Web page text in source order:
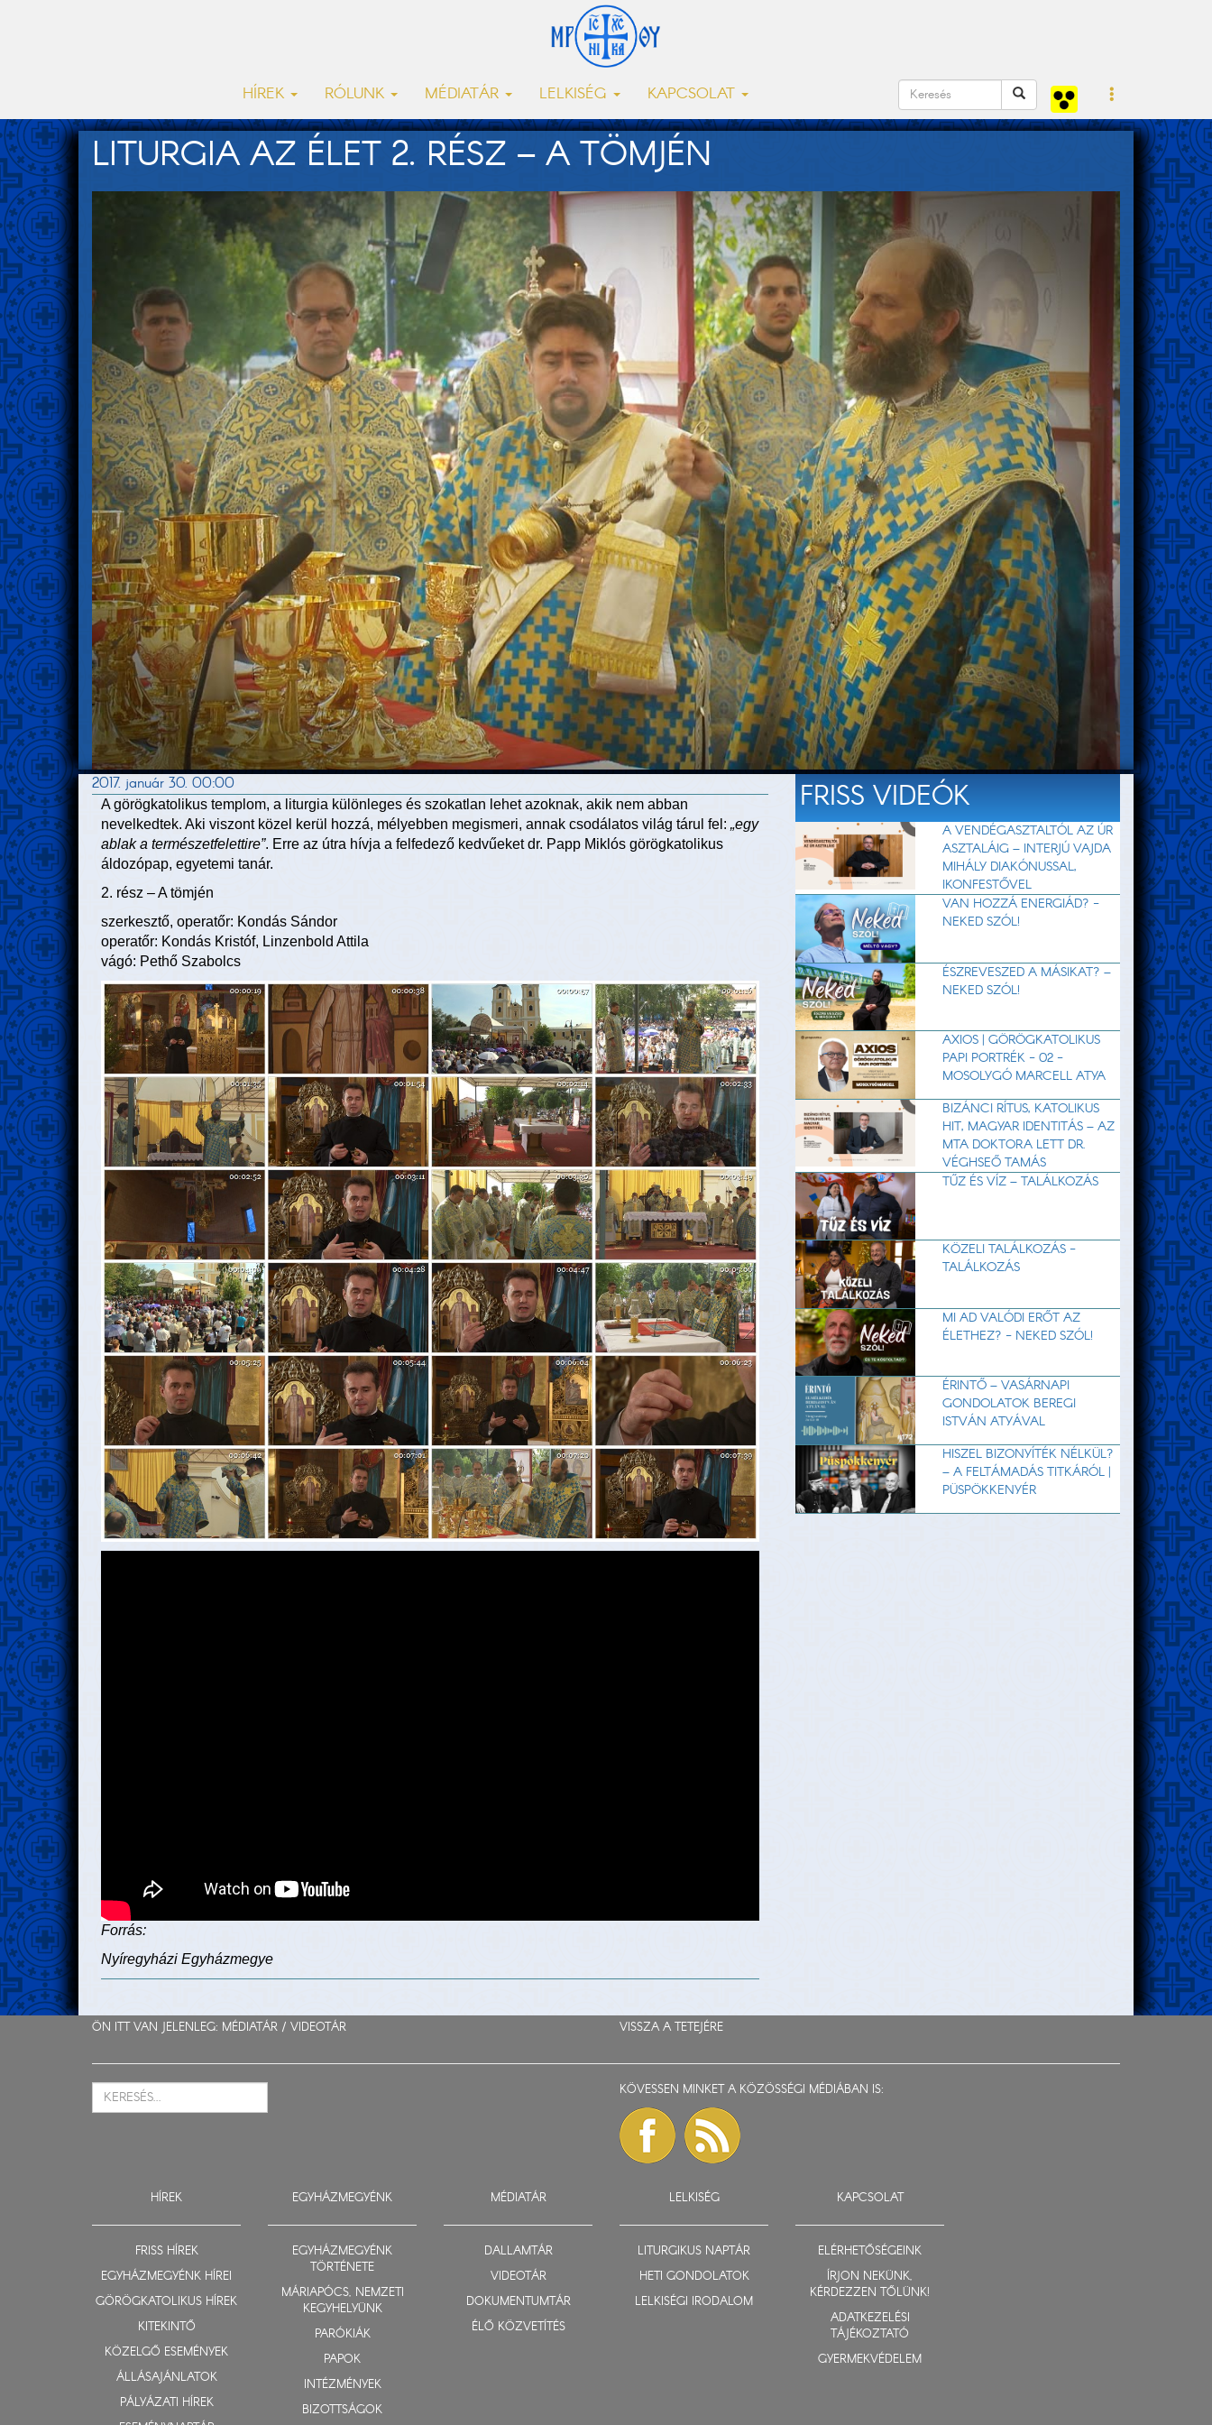
HÍREK RÓLUNK MÉDIATÁR LELKISÉG KAPCSOLAT
LITURGIA AZ ÉLET 2. RÉSZ – A TÖMJÉN
2017. január 30. 00:00
A görögkatolikus templom, a liturgia különleges és szokatlan lehet azoknak, akik nem abban
nevelkedtek. Aki viszont közel kerül hozzá, mélyebben megismeri, annak csodálatos világ tárul fel: „egy
ablak a természetfelettire”. Erre az útra hívja a felfedező kedvűeket dr. Papp Miklós görögkatolikus
áldozópap, egyetemi tanár.
2. rész – A tömjén
szerkesztő, operatőr: Kondás Sándor
operatőr: Kondás Kristóf, Linzenbold Attila
vágó: Pethő Szabolcs
Forrás:
Nyíregyházi Egyházmegye
FRISS VIDEÓK
A VENDÉGASZTALTÓL AZ ÚR
ASZTALÁIG – INTERJÚ VAJDA
MIHÁLY DIAKÓNUSSAL,
IKONFESTŐVEL
VAN HOZZÁ ENERGIÁD? -
NEKED SZÓL!
ÉSZREVESZED A MÁSIKAT? –
NEKED SZÓL!
AXIOS | GÖRÖGKATOLIKUS
PAPI PORTRÉK - 02 -
MOSOLYGÓ MARCELL ATYA
BIZÁNCI RÍTUS, KATOLIKUS
HIT, MAGYAR IDENTITÁS – AZ
MTA DOKTORA LETT DR.
VÉGHSEŐ TAMÁS
TŰZ ÉS VÍZ – TALÁLKOZÁS
KÖZELI TALÁLKOZÁS -
TALÁLKOZÁS
MI AD VALÓDI ERŐT AZ
ÉLETHEZ? - NEKED SZÓL!
ÉRINTŐ – VASÁRNAPI
GONDOLATOK BEREGI
ISTVÁN ATYÁVAL
HISZEL BIZONYÍTÉK NÉLKÜL?
– A FELTÁMADÁS TITKÁRÓL |
PÜSPÖKKENYÉR
ÖN ITT VAN JELENLEG: MÉDIATÁR / VIDEOTÁR VISSZA A TETEJÉRE
KÖVESSEN MINKET A KÖZÖSSÉGI MÉDIÁBAN IS:
HÍREK
FRISS HÍREK
EGYHÁZMEGYÉNK HÍREI
GÖRÖGKATOLIKUS HÍREK
KITEKINTŐ
KÖZELGŐ ESEMÉNYEK
ÁLLÁSAJÁNLATOK
PÁLYÁZATI HÍREK
EGYHÁZMEGYÉNK
EGYHÁZMEGYÉNK
TÖRTÉNETE
MÁRIAPÓCS, NEMZETI
KEGYHELYÜNK
PARÓKIÁK
PAPOK
INTÉZMÉNYEK
BIZOTTSÁGOK
MÉDIATÁR
DALLAMTÁR
VIDEOTÁR
DOKUMENTUMTÁR
ÉLŐ KÖZVETÍTÉS
LELKISÉG
LITURGIKUS NAPTÁR
HETI GONDOLATOK
LELKISÉGI IRODALOM
KAPCSOLAT
ELÉRHETŐSÉGEINK
ÍRJON NEKÜNK,
KÉRDEZZEN TŐLÜNK!
ADATKEZELÉSI
TÁJÉKOZTATÓ
GYERMEKVÉDELEM